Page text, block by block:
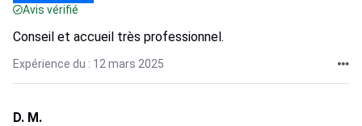
Avis vérifié
Conseil et accueil très professionnel.
Expérience du : 12 mars 2025
D. M.